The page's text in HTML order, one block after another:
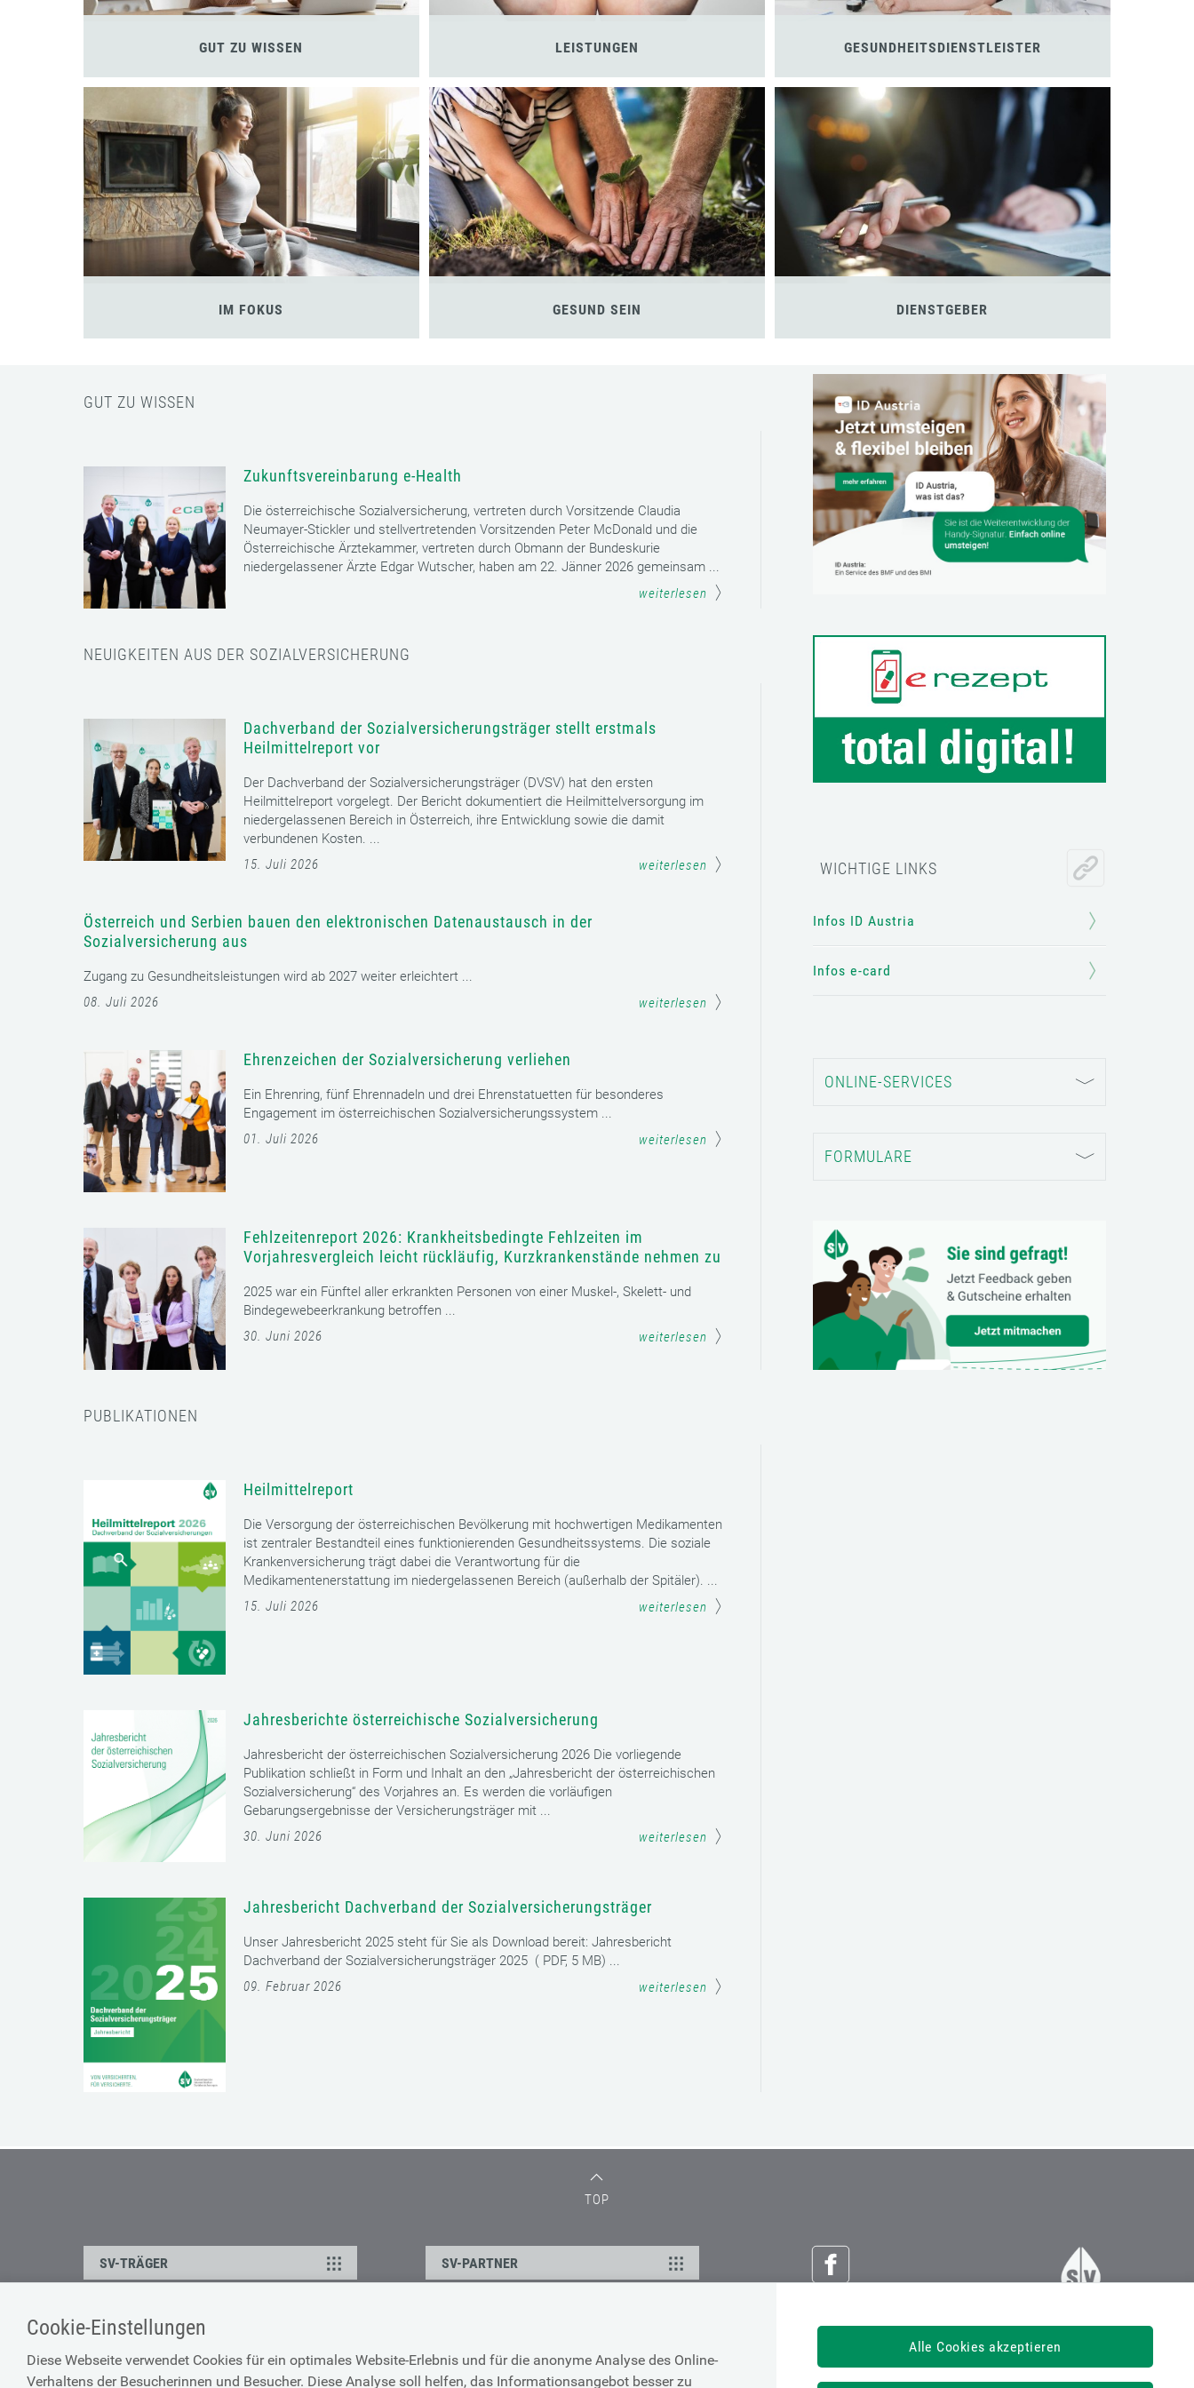
Cookie-Einstellungen
Diese Webseite verwendet Cookies für ein optimales Website-Erlebnis und für die anonyme Analyse des Online-
Verhaltens der Besucherinnen und Besucher. Diese Analyse soll helfen, das Informationsangebot besser zu
Alle Cookies akzeptieren
GUT ZU WISSEN LEISTUNGEN GESUNDHEITSDIENSTLEISTER
IM FOKUS GESUND SEIN DIENSTGEBER
WICHTIGE LINKS
Infos ID Austria
Infos e-card
ONLINE-SERVICES
FORMULARE
GUT ZU WISSEN
Zukunftsvereinbarung e-Health
Die österreichische Sozialversicherung, vertreten durch Vorsitzende Claudia
Neumayer-Stickler und stellvertretenden Vorsitzenden Peter McDonald und die
Österreichische Ärztekammer, vertreten durch Obmann der Bundeskurie
niedergelassener Ärzte Edgar Wutscher, haben am 22. Jänner 2026 gemeinsam ...
weiterlesen
NEUIGKEITEN AUS DER SOZIALVERSICHERUNG
Dachverband der Sozialversicherungsträger stellt erstmals
Heilmittelreport vor
Der Dachverband der Sozialversicherungsträger (DVSV) hat den ersten
Heilmittelreport vorgelegt. Der Bericht dokumentiert die Heilmittelversorgung im
niedergelassenen Bereich in Österreich, ihre Entwicklung sowie die damit
verbundenen Kosten. ...
15. Juli 2026
weiterlesen
Österreich und Serbien bauen den elektronischen Datenaustausch in der
Sozialversicherung aus
Zugang zu Gesundheitsleistungen wird ab 2027 weiter erleichtert ...
08. Juli 2026
weiterlesen
Ehrenzeichen der Sozialversicherung verliehen
Ein Ehrenring, fünf Ehrennadeln und drei Ehrenstatuetten für besonderes
Engagement im österreichischen Sozialversicherungssystem ...
01. Juli 2026
weiterlesen
Fehlzeitenreport 2026: Krankheitsbedingte Fehlzeiten im
Vorjahresvergleich leicht rückläufig, Kurzkrankenstände nehmen zu
2025 war ein Fünftel aller erkrankten Personen von einer Muskel-, Skelett- und
Bindegewebeerkrankung betroffen ...
30. Juni 2026
weiterlesen
PUBLIKATIONEN
Heilmittelreport
Die Versorgung der österreichischen Bevölkerung mit hochwertigen Medikamenten
ist zentraler Bestandteil eines funktionierenden Gesundheitssystems. Die soziale
Krankenversicherung trägt dabei die Verantwortung für die
Medikamentenerstattung im niedergelassenen Bereich (außerhalb der Spitäler). ...
15. Juli 2026
weiterlesen
Jahresberichte österreichische Sozialversicherung
Jahresbericht der österreichischen Sozialversicherung 2026 Die vorliegende
Publikation schließt in Form und Inhalt an den „Jahresbericht der österreichischen
Sozialversicherung“ des Vorjahres an. Es werden die vorläufigen
Gebarungsergebnisse der Versicherungsträger mit ...
30. Juni 2026
weiterlesen
Jahresbericht Dachverband der Sozialversicherungsträger
Unser Jahresbericht 2025 steht für Sie als Download bereit: Jahresbericht
Dachverband der Sozialversicherungsträger 2025 ( PDF, 5 MB) ...
09. Februar 2026
weiterlesen
TOP
Österreichische Sozialversicherung
Dachverband der Sozialversicherungsträger
SV-TRÄGER SV-PARTNER
ÜBER UNS
Kontakt
Barrierefreiheitserklärung
Cookie-Erklärung